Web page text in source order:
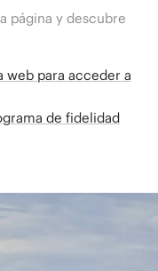
página y descubre
web para acceder a
de fidelidad